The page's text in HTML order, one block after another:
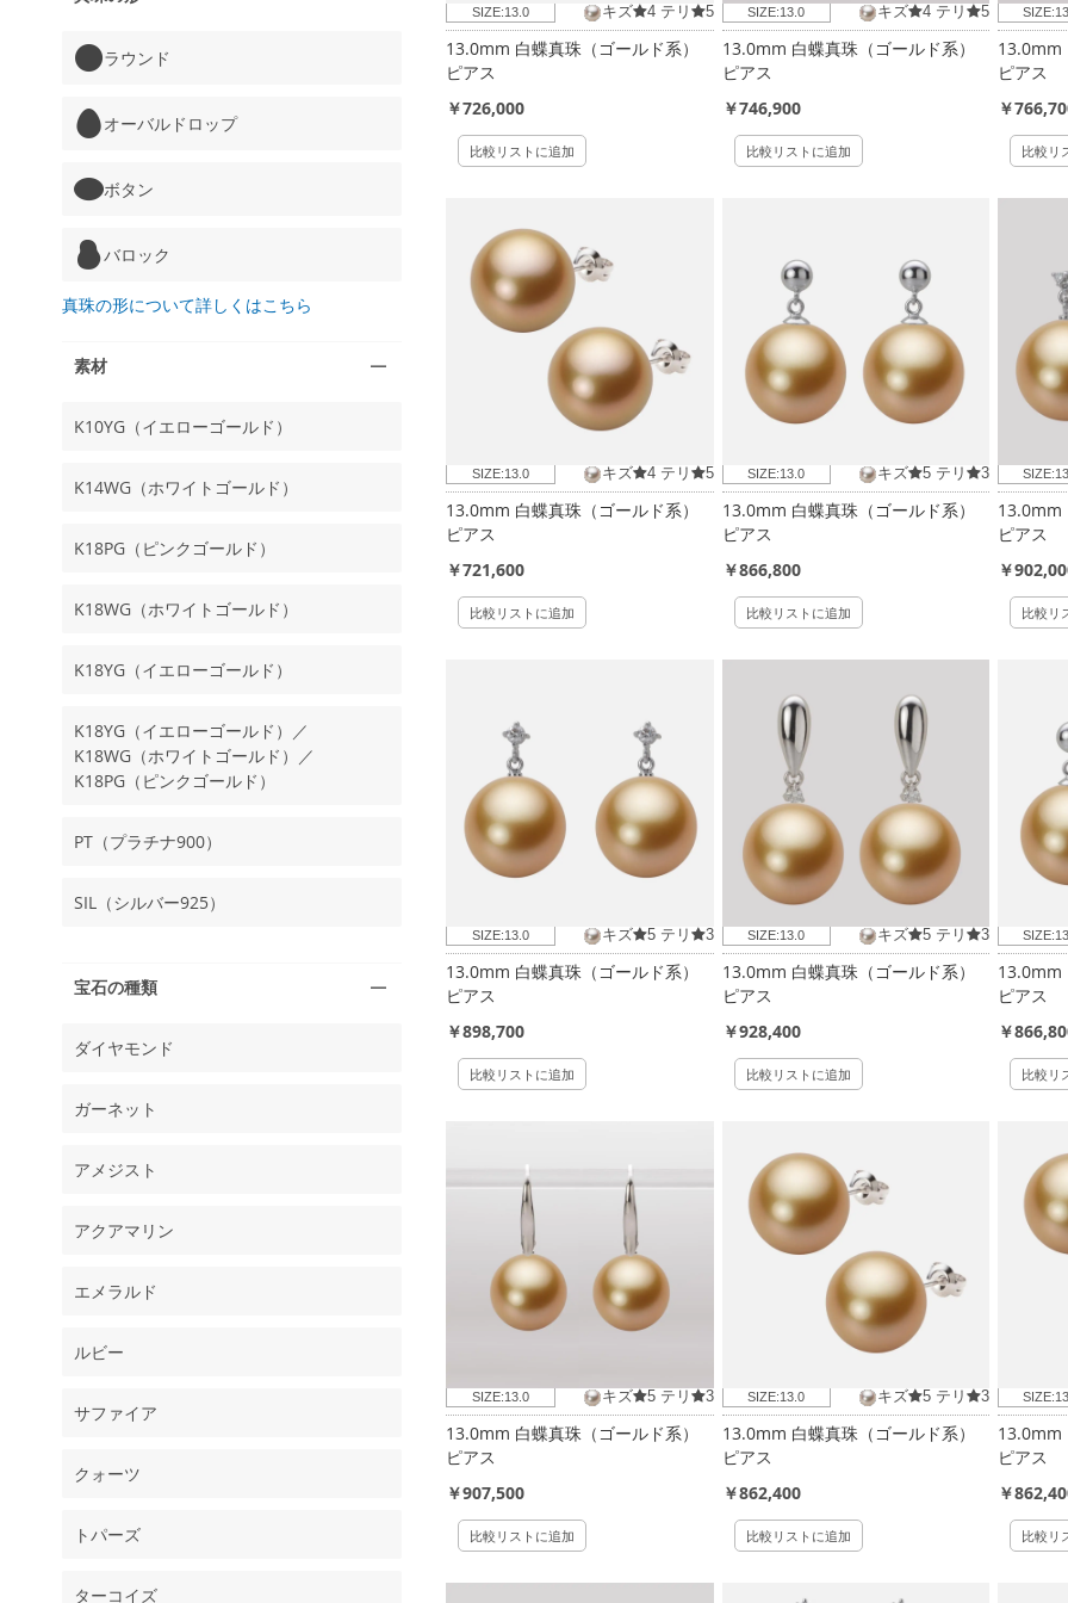
SIZE:13.0 キズ 4 テリ 5
13.0mm 白蝶真珠（ゴールド系）
ピアス
￥726,000
比較リストに追加
SIZE:13.0 キズ 4 テリ 5
13.0mm 白蝶真珠（ゴールド系）
ピアス
￥746,900
比較リストに追加
SIZE:
13.0mm
ピアス
￥
比較リ
SIZE:13.0 キズ 4 テリ 5
13.0mm 白蝶真珠（ゴールド系）
ピアス
￥721,600
比較リストに追加
SIZE:13.0 キズ 5 テリ 3
13.0mm 白蝶真珠（ゴールド系）
ピアス
￥866,800
比較リストに追加
SIZE:
13.0mm
ピアス
￥
比較リ
SIZE:13.0 キズ 5 テリ 3
13.0mm 白蝶真珠（ゴールド系）
ピアス
￥898,700
比較リストに追加
SIZE:13.0 キズ 5 テリ 3
13.0mm 白蝶真珠（ゴールド系）
ピアス
￥928,400
比較リストに追加
SIZE:
13.0mm
ピアス
￥
比較リ
SIZE:13.0 キズ 5 テリ 3
13.0mm 白蝶真珠（ゴールド系）
ピアス
￥907,500
比較リストに追加
SIZE:13.0 キズ 5 テリ 3
13.0mm 白蝶真珠（ゴールド系）
ピアス
￥862,400
比較リストに追加
SIZE:
13.0mm
ピアス
￥
比較リ
ラウンド
オーバルドロップ
ボタン
バロック
真珠の形について詳しくはこちら
素材
K10YG（イエローゴールド）
K14WG（ホワイトゴールド）
K18PG（ピンクゴールド）
K18WG（ホワイトゴールド）
K18YG（イエローゴールド）
K18YG（イエローゴールド）／
K18WG（ホワイトゴールド）／
K18PG（ピンクゴールド）
PT（プラチナ900）
SIL（シルバー925）
宝石の種類
ダイヤモンド
ガーネット
アメジスト
アクアマリン
エメラルド
ルビー
サファイア
クォーツ
トパーズ
ターコイズ